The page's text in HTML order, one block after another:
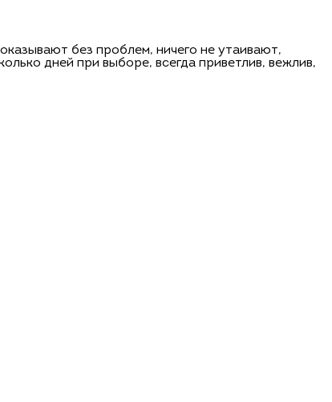
без проблем, ничего не утаивают,
дней при выборе, всегда приветлив, вежлив,